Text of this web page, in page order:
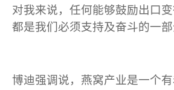
对我来说，任何能够鼓励出口变
都是我们必须支持及奋斗的一部
博迪强调说，燕窝产业是一个